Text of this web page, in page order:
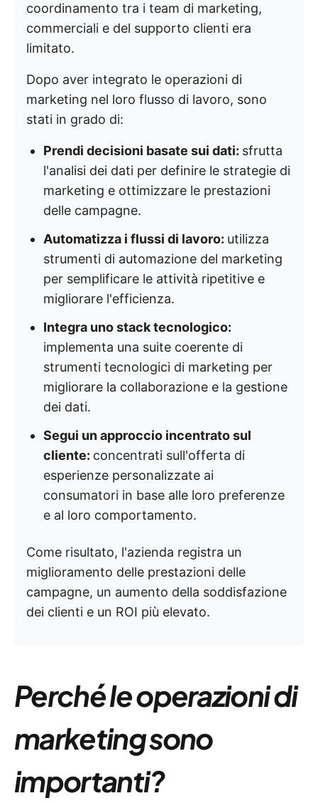
coordinamento tra i team di marketing,
commerciali e del supporto clienti era
limitato.
Dopo aver integrato le operazioni di
marketing nel loro flusso di lavoro, sono
stati in grado di:
Prendi decisioni basate sui dati: sfrutta
l'analisi dei dati per definire le strategie di
marketing e ottimizzare le prestazioni
delle campagne.
Automatizza i flussi di lavoro: utilizza
strumenti di automazione del marketing
per semplificare le attività ripetitive e
migliorare l'efficienza.
Integra uno stack tecnologico:
implementa una suite coerente di
strumenti tecnologici di marketing per
migliorare la collaborazione e la gestione
dei dati.
Segui un approccio incentrato sul
cliente: concentrati sull'offerta di
esperienze personalizzate ai
consumatori in base alle loro preferenze
e al loro comportamento.
Come risultato, l'azienda registra un
miglioramento delle prestazioni delle
campagne, un aumento della soddisfazione
dei clienti e un ROI più elevato.
Perché le operazioni di
marketing sono
importanti?